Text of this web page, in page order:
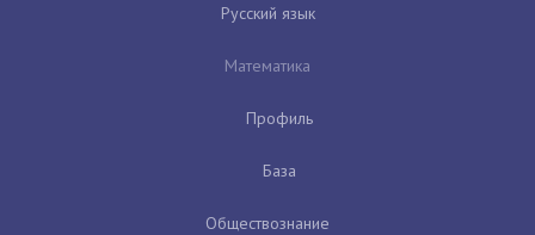
Русский язык
Математика
Профиль
База
Обществознание